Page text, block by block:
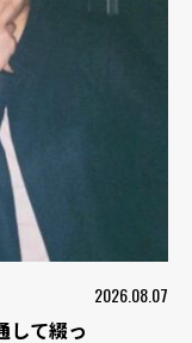
2026.08.07
して綴っ